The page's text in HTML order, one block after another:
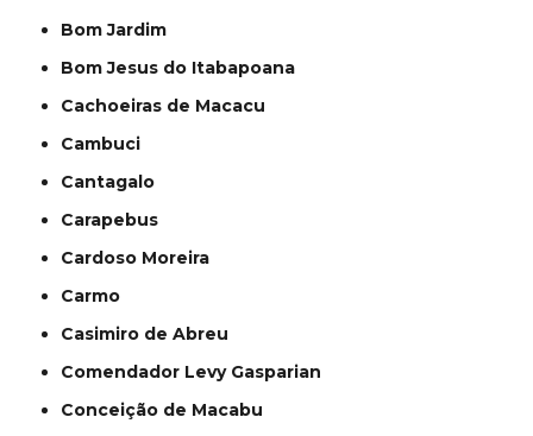
Bom Jardim
Bom Jesus do Itabapoana
Cachoeiras de Macacu
Cambuci
Cantagalo
Carapebus
Cardoso Moreira
Carmo
Casimiro de Abreu
Comendador Levy Gasparian
Conceição de Macabu